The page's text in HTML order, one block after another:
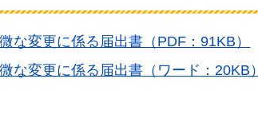
な変更に係る届出書（PDF：91KB）
な変更に係る届出書（ワード：20KB）